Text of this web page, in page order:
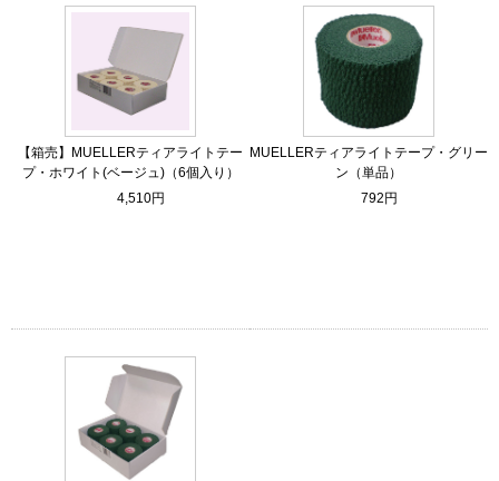
【箱売】MUELLERティアライトテー
プ・ホワイト(ベージュ)（6個入り）
4,510円
MUELLERティアライトテープ・グリー
ン（単品）
792円